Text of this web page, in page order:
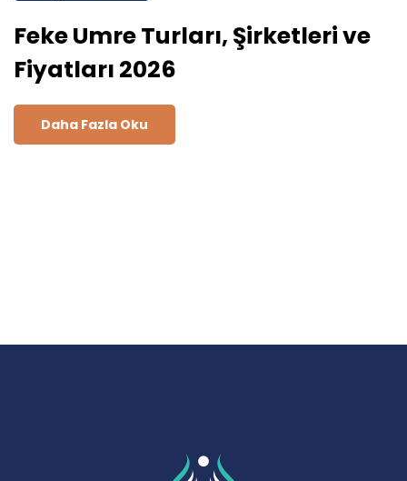
Feke Umre Turları, Şirketleri ve
Fiyatları 2026
Daha Fazla Oku